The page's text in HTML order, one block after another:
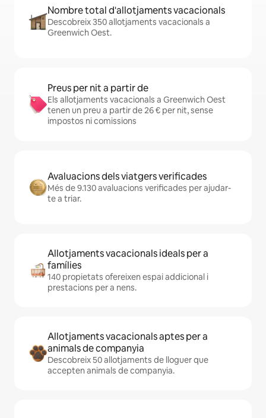
Nombre total d'allotjaments vacacionals
Descobreix 350 allotjaments vacacionals a
Greenwich Oest.
Preus per nit a partir de
Els allotjaments vacacionals a Greenwich Oest
tenen un preu a partir de 26 € per nit, sense
impostos ni comissions
Avaluacions dels viatgers verificades
Més de 9.130 avaluacions verificades per ajudar-
te a triar.
Allotjaments vacacionals ideals per a
famílies
140 propietats ofereixen espai addicional i
prestacions per a nens.
Allotjaments vacacionals aptes per a
animals de companyia
Descobreix 50 allotjaments de lloguer que
accepten animals de companyia.